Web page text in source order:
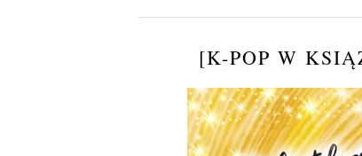
[K-POP W